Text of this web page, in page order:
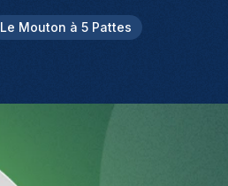
Le Mouton à 5 Pattes